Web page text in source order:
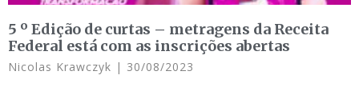
5 º Edição de curtas – metragens da Receita
Federal está com as inscrições abertas
Nicolas Krawczyk 30/08/2023